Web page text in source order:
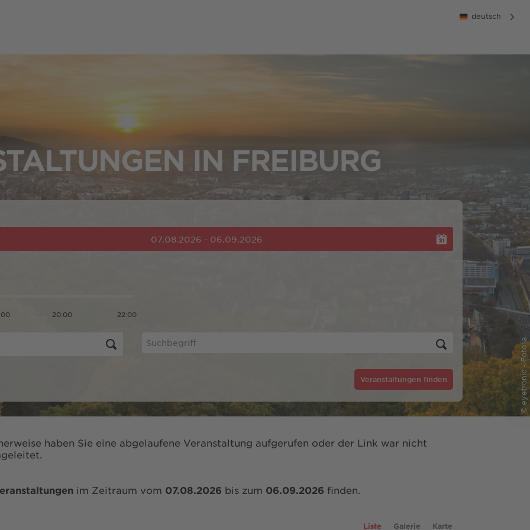
deutsch
© eyetronic - Fotolia
IN FREIBURG
07.08.2026 - 06.09.2026
20:00 22:00
Veranstaltungen finden
haben Sie eine abgelaufene Veranstaltung aufgerufen oder der Link war nicht
im Zeitraum vom 07.08.2026 bis zum 06.09.2026 finden.
Liste Galerie Karte